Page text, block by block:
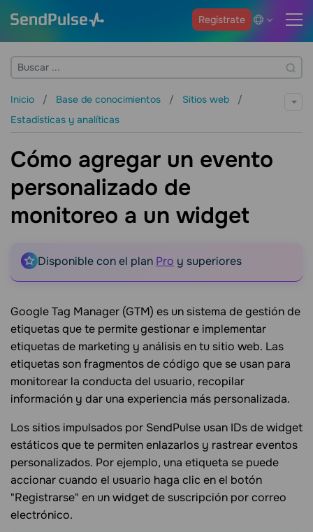
Regístrate
Inicio Base de conocimientos
Sitios web
Estadísticas y analíticas
Cómo agregar un evento
personalizado de
monitoreo a un widget
Disponible con el plan Pro y superiores
Google Tag Manager (GTM) es un sistema de gestión de
etiquetas que te permite gestionar e implementar
etiquetas de marketing y análisis en tu sitio web. Las
etiquetas son fragmentos de código que se usan para
monitorear la conducta del usuario, recopilar
información y dar una experiencia más personalizada.
Los sitios impulsados por SendPulse usan IDs de widget
estáticos que te permiten enlazarlos y rastrear eventos
personalizados. Por ejemplo, una etiqueta se puede
accionar cuando el usuario haga clic en el botón
"Registrarse" en un widget de suscripción por correo
electrónico.